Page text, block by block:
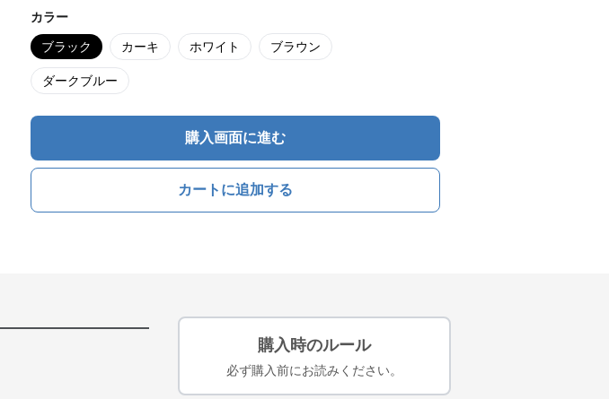
カラー
ブラック カーキ ホワイト ブラウン
ダークブルー
購入画面に進む
カートに追加する
購入時のルール
必ず購入前にお読みください。